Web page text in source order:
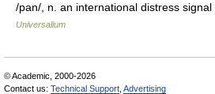
/pan/, n. an international distress
Universalium
© Academic, 2000-2026
Contact us: Technical Support Advertising